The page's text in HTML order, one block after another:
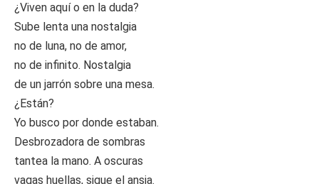
¿Viven aquí o en la duda?
Sube lenta una nostalgia
no de luna, no de amor,
no de infinito. Nostalgia
de un jarrón sobre una mesa.
¿Están?
Yo busco por donde estaban.
Desbrozadora de sombras
tantea la mano. A oscuras
vagas huellas, sigue el ansia.